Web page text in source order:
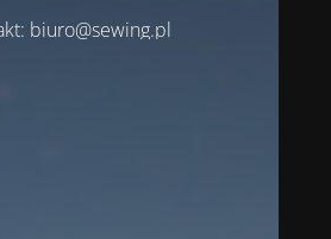
biuro@sewing.pl